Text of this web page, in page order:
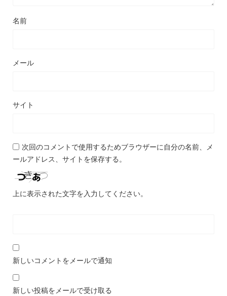
名前
メール
サイト
次回のコメントで使用するためブラウザーに自分の名前、メ
ールアドレス、サイトを保存する。
上に表示された文字を入力してください。
新しいコメントをメールで通知
新しい投稿をメールで受け取る